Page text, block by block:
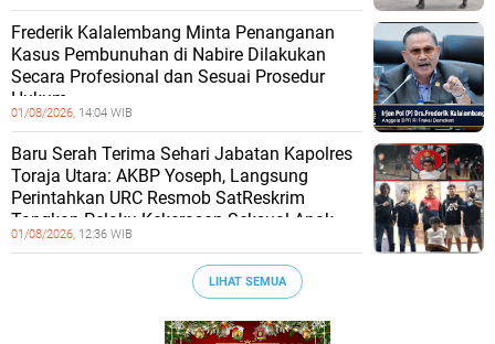
Frederik Kalalembang Minta Penanganan
Kasus Pembunuhan di Nabire Dilakukan
Secara Profesional dan Sesuai Prosedur
Hukum
01/08/2026, 14:04 WIB
Baru Serah Terima Sehari Jabatan Kapolres
Toraja Utara: AKBP Yoseph, Langsung
Perintahkan URC Resmob SatReskrim
Tangkap Pelaku Kekerasan Seksual Anak
01/08/2026, 12:36 WIB
LIHAT SEMUA